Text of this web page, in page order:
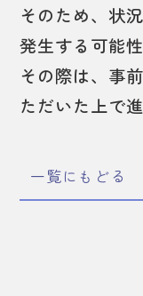
そのため、状
発生する可能
その際は、事
ただいた上で
一覧にもどる